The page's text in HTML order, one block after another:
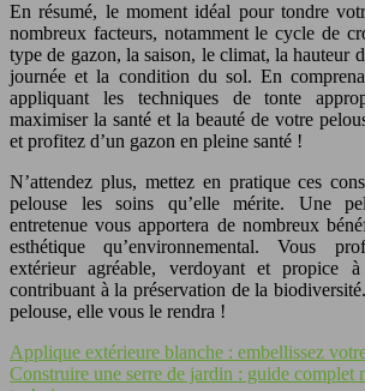
En résumé, le moment idéal pour tondre
nombreux facteurs, notamment le cycle de
type de gazon, la saison, le climat, la hauteur
journée et la condition du sol. En
appliquant les techniques de tonte
maximiser la santé et la beauté de votre
et profitez d’un gazon en pleine santé !
N’attendez plus, mettez en pratique ces
pelouse les soins qu’elle mérite. Une
entretenue vous apportera de nombreux
esthétique qu’environnemental. Vous
extérieur agréable, verdoyant et propice
contribuant à la préservation de la
pelouse, elle vous le rendra !
Applique extérieure blanche : embellissez
Construire une serre de jardin : guide complet